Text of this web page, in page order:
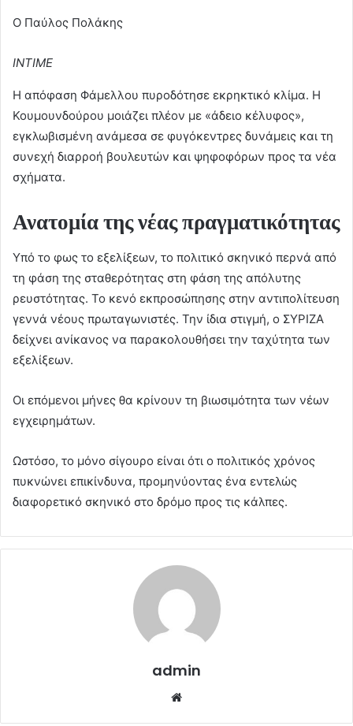
Ο Παύλος Πολάκης
INTIME
Η απόφαση Φάμελλου πυροδότησε εκρηκτικό κλίμα. Η
Κουμουνδούρου μοιάζει πλέον με «άδειο κέλυφος»,
εγκλωβισμένη ανάμεσα σε φυγόκεντρες δυνάμεις και τη
συνεχή διαρροή βουλευτών και ψηφοφόρων προς τα νέα
σχήματα.
Ανατομία της νέας πραγματικότητας
Υπό το φως το εξελίξεων, το πολιτικό σκηνικό περνά από
τη φάση της σταθερότητας στη φάση της απόλυτης
ρευστότητας. Το κενό εκπροσώπησης στην αντιπολίτευση
γεννά νέους πρωταγωνιστές. Την ίδια στιγμή, ο ΣΥΡΙΖΑ
δείχνει ανίκανος να παρακολουθήσει την ταχύτητα των
εξελίξεων.
Οι επόμενοι μήνες θα κρίνουν τη βιωσιμότητα των νέων
εγχειρημάτων.
Ωστόσο, το μόνο σίγουρο είναι ότι ο πολιτικός χρόνος
πυκνώνει επικίνδυνα, προμηνύοντας ένα εντελώς
διαφορετικό σκηνικό στο δρόμο προς τις κάλπες.
admin